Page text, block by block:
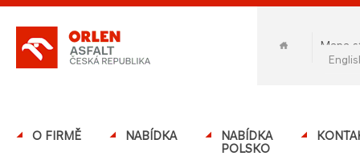
Mapa
O FIRMĚ NABÍDKA
NABÍDKA
POLSKO